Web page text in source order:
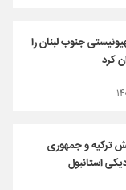
جنوب لبنان را
کرد
ترکیه و جمهوری
استانبول